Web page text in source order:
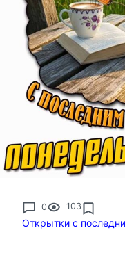
0 103
Открытки с